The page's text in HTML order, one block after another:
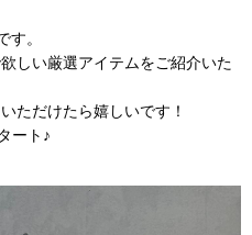
す。
しい厳選アイテムをご紹介いた
ただけたら嬉しいです！
ート♪